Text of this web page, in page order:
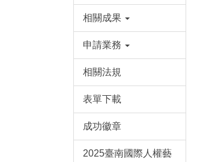
相關成果
申請業務
相關法規
表單下載
成功徽章
2025臺南國際人權藝